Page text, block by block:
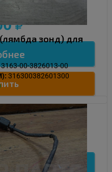
зонд) для
3163-00-3826013-00
316300382601300